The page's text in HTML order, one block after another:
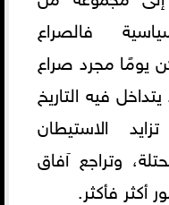
فالصراع
يومًا مجرد صراع
فيه التاريخ
الاستيطان
وتراجع آفاق
أكثر فأكثر.